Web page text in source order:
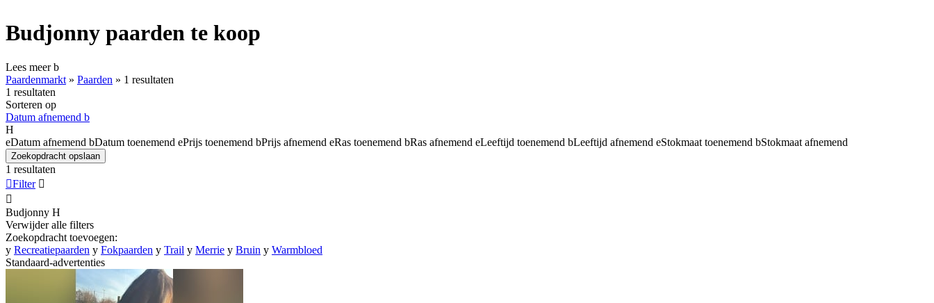
Budjonny paarden te koop
Lees meerb
Paardenmarkt » Paarden » 1 resultaten
1 resultaten
Sorteren op
Datum afnemend b
H
eDatum afnemend bDatum toenemend ePrijs toenemend bPrijs afnemend eRas toenemend bRas afnemend eLeeftijd toenemend bLeeftijd afnemend eStokmaat toenemend bStokmaat afnemend
Zoekopdracht opslaan
1 resultaten
Filter 

Budjonny H
Verwijder alle filters
Zoekopdracht toevoegen:
y Recreatiepaarden y Fokpaarden y Trail y Merrie y Bruin y Warmbloed
Standaard-advertenties